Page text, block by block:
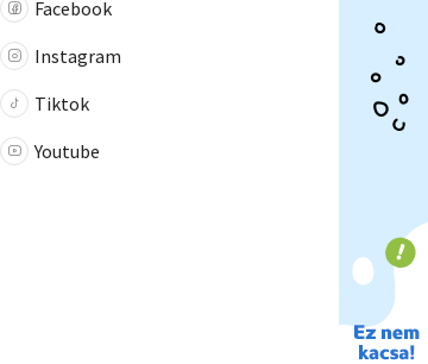
Facebook
Instagram
Tiktok
Youtube